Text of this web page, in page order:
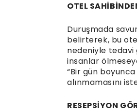
OTEL
Duruşmada
belirterek, bu
nedeniyle tedavi
insanlar
“Bir gün
alınmamasını
RESEPSİYON